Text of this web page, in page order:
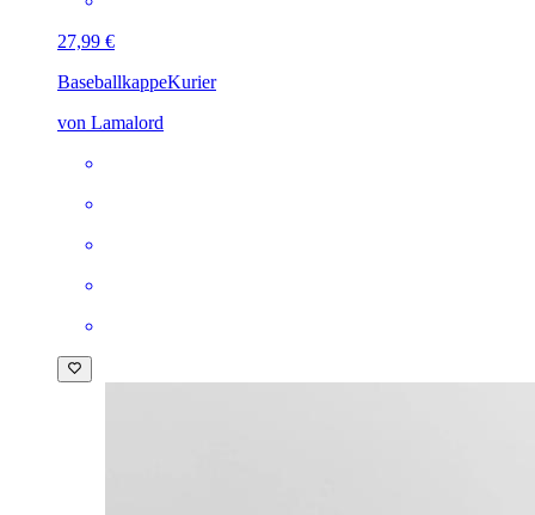
27,99 €
BaseballkappeKurier
von Lamalord